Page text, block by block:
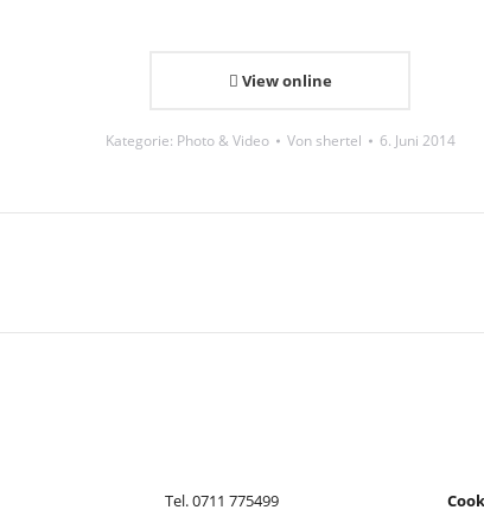
View online
Kategorie: Photo & Video Von shertel 6. Juni 2014
Tel. 0711 775499